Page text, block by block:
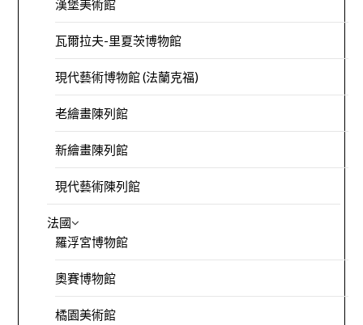
漢堡美術館
瓦爾拉夫-里夏茨博物館
現代藝術博物館 (法蘭克福)
老繪畫陳列館
新繪畫陳列館
現代藝術陳列館
法國
羅浮宮博物館
奧賽博物館
橘園美術館